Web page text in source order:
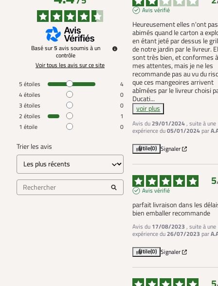
Basé sur5avis soumis à un
contrôle
Voir tous les avis sur ce site
5 étoiles
4
4étoiles
0
3 étoiles
0
2 étoiles
1
1 étoile 0
Trier les avis
Avis vérifié
Heureusement elles n'ont
abimés quand le carton a
en étant jeté par dessus le
de notre jardin par le livreur.
sont très bien, et conformes
mes attentes, mais je ne les
recommande pas au vu du
que ces mangeoires arrivent
abîmées par le livreur choisi
Ducati...
voir plus
Avis du29/01/2024, suite à une
expérience du05/01/2024 par
Utile(0) Signaler
5
Avis vérifié
parfait livraison dans les
bien emballer recommande
Avis du 17/08/2023 , suite à une
expérience du26/07/2023 par
Utile(0) Signaler